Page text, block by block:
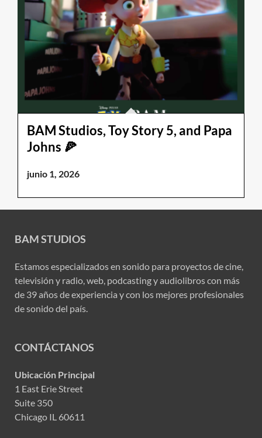
BAM Studios, Toy Story 5, and Papa
Johns 🍕
junio 1, 2026
BAM STUDIOS
Estamos especializados en sonido para proyectos de cine,
televisión y radio, web, podcasting y audiolibros con más
de 39 años de experiencia y con los mejores profesionales
de sonido del país.
CONTÁCTANOS
Ubicación Principal
1 East Erie Street
Suite 350
Chicago IL 60611